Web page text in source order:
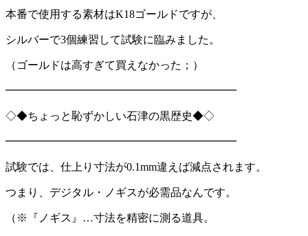
本番で使用する素材はK18ゴールドですが、
シルバーで3個練習して試験に臨みました。
（ゴールドは高すぎて買えなかった；）
━━━━━━━━━━━━━━━━━━━━━
◇◆ちょっと恥ずかしい石津の黒歴史◆◇
━━━━━━━━━━━━━━━━━━━━━
試験では、仕上り寸法が0.1mm違えば減点されます。
つまり、デジタル・ノギスが必需品なんです。
（※『ノギス』…寸法を精密に測る道具。